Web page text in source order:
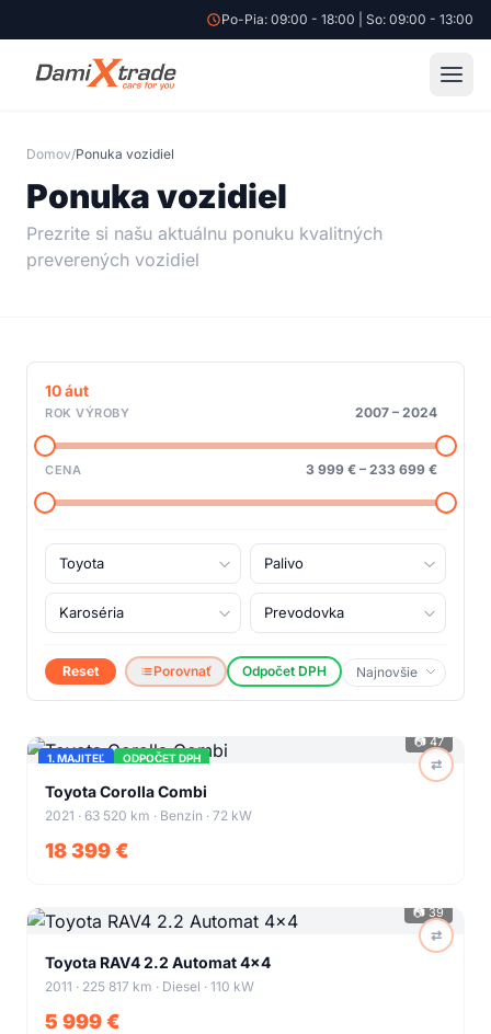
Po-Pia: 09:00 - 18:00 | So: 09:00 - 13:00
Domov/Ponuka vozidiel
Ponuka vozidiel
Prezrite si našu aktuálnu ponuku kvalitných
preverených vozidiel
10áut
ROK VÝROBY 2007 – 2024
CENA 3 999 € – 233 699 €
Reset Porovnať Odpočet DPH
1. MAJITEĽ ODPOČET DPH
📷47
+43
Toyota Corolla Combi
2021 · 63 520 km · Benzín · 72 kW
18 399 €
⇄
📷39
+
Toyota RAV4 2.2 Automat 4x4
2011 · 225 817 km · Diesel · 110 kW
5 999 €
⇄